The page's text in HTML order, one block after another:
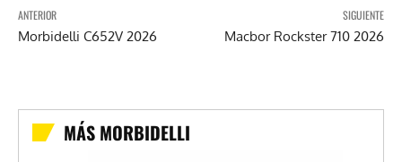
ANTERIOR
Morbidelli C652V 2026
SIGUIENTE
Macbor Rockster 710 2026
MÁS MORBIDELLI